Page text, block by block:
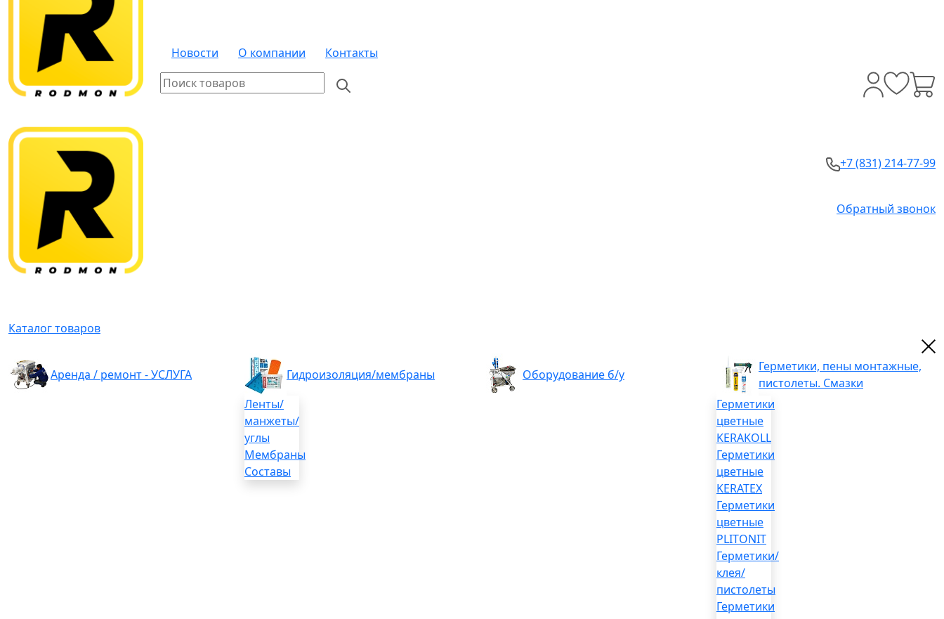
Новости О компании Контакты
+7 (831) 214-77-99
Обратный звонок
Каталог товаров
Аренда / ремонт - УСЛУГА
Гидроизоляция/мембраны
Ленты/
манжеты/
углы
Мембраны
Составы
Оборудование б/у
Герметики, пены монтажные,
пистолеты. Смазки
Герметики
цветные
KERAKOLL
Герметики
цветные
KERATEX
Герметики
цветные
PLITONIT
Герметики/
клея/
пистолеты
Герметики